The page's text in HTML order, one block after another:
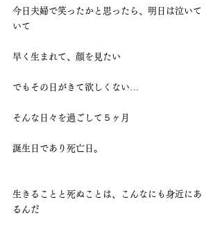
今日夫婦で笑ったかと思ったら、明日は泣いて
いて
早く生まれて、顔を見たい
でもその日がきて欲しくない…
そんな日々を過ごして５ヶ月
誕生日であり死亡日。
生きることと死ぬことは、こんなにも身近にあ
るんだ